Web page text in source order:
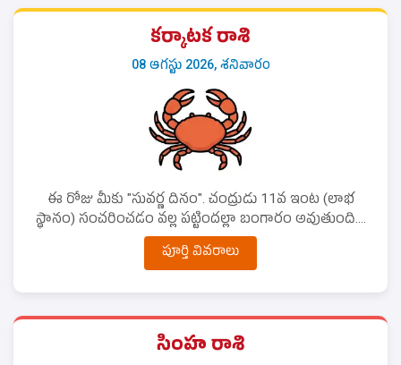
కర్కాటక రాశి
08 ఆగస్టు 2026, శనివారం
ఈ రోజు మీకు "సువర్ణ దినం". చంద్రుడు 11వ ఇంట (లాభ
స్థానం) సంచరించడం వల్ల పట్టిందల్లా బంగారం అవుతుంది....
పూర్తి వివరాలు
సింహ రాశి